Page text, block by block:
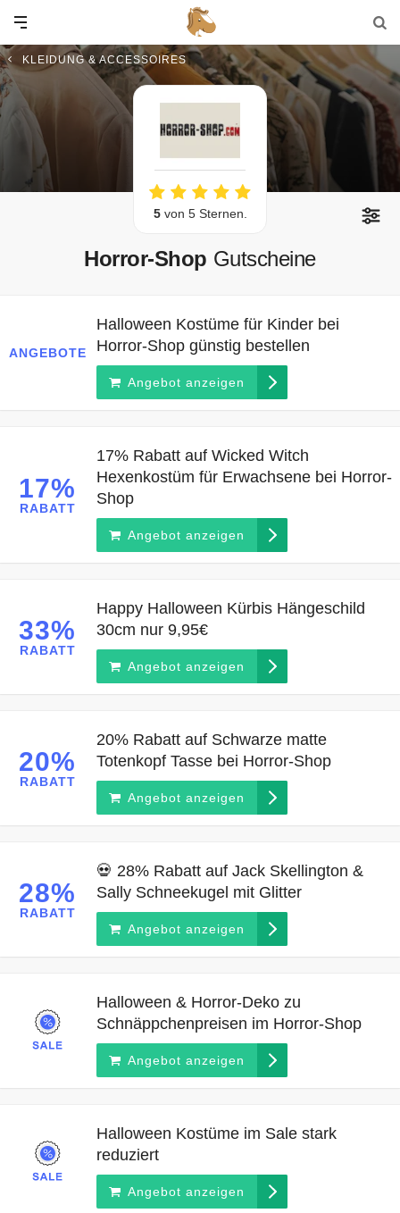
KLEIDUNG & ACCESSOIRES
5von 5 Sternen.
Horror-Shop Gutscheine
ANGEBOTE
Halloween Kostüme für Kinder bei
Horror-Shop günstig bestellen
Angebot anzeigen
17%
RABATT
17% Rabatt auf Wicked Witch
Hexenkostüm für Erwachsene bei Horror-
Shop
Angebot anzeigen
33%
RABATT
Happy Halloween Kürbis Hängeschild
30cm nur 9,95€
Angebot anzeigen
20%
RABATT
20% Rabatt auf Schwarze matte
Totenkopf Tasse bei Horror-Shop
Angebot anzeigen
28%
RABATT
💀 28% Rabatt auf Jack Skellington &
Sally Schneekugel mit Glitter
Angebot anzeigen
Halloween & Horror-Deko zu
Schnäppchenpreisen im Horror-Shop
Angebot anzeigen
Halloween Kostüme im Sale stark
reduziert
Angebot anzeigen